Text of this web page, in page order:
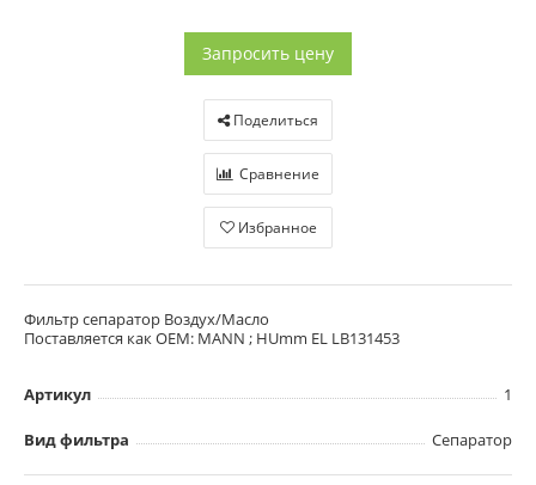
Запросить цену
Поделиться
Сравнение
Избранное
Фильтр сепаратор Воздух/Масло
Поставляется как OEM: MANN ; HUmm EL LB131453
Артикул 1
Вид фильтра Сепаратор